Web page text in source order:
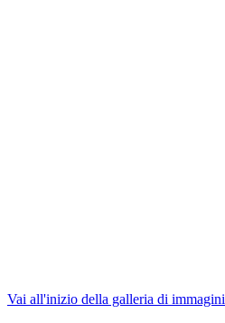
Vai all'inizio della galleria di immagini